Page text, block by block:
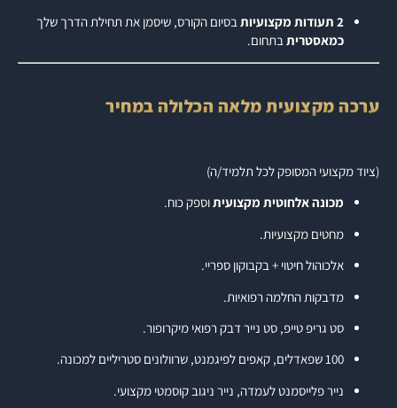
2 תעודות מקצועיות
בסיום הקורס, שיסמן את תחילת הדרך שלך
כמאסטריתבתחום.
ערכה מקצועית מלאה הכלולה במחיר
(ציוד מקצועי המסופק לכל תלמיד/ה)
מכונה אלחוטית מקצועיתוספק כוח.
מחטים מקצועיות.
אלכוהול חיטוי + בקבוקון ספריי.
מדבקות החלמה רפואיות.
סט גריפ טייפ, סט נייר דבק רפואי מיקרופור.
100 שפאדלים, קאפים לפיגמנט, שרוולונים סטריליים למכונה.
נייר פלייסמנט לעמדה, נייר ניגוב קוסמטי מקצועי.